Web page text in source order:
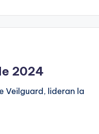
2024
Veilguard, lideran la